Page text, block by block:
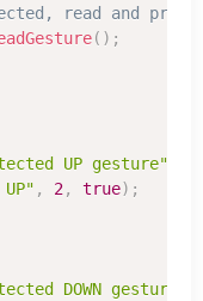
read and
( ) ;
UP gesture"
, 2, true) ;
DOWN gesture"